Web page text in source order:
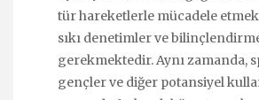
tür hareketlerle mücadele
sıkı denetimler ve
gerekmektedir. Aynı zamanda,
gençler ve diğer potansiyel